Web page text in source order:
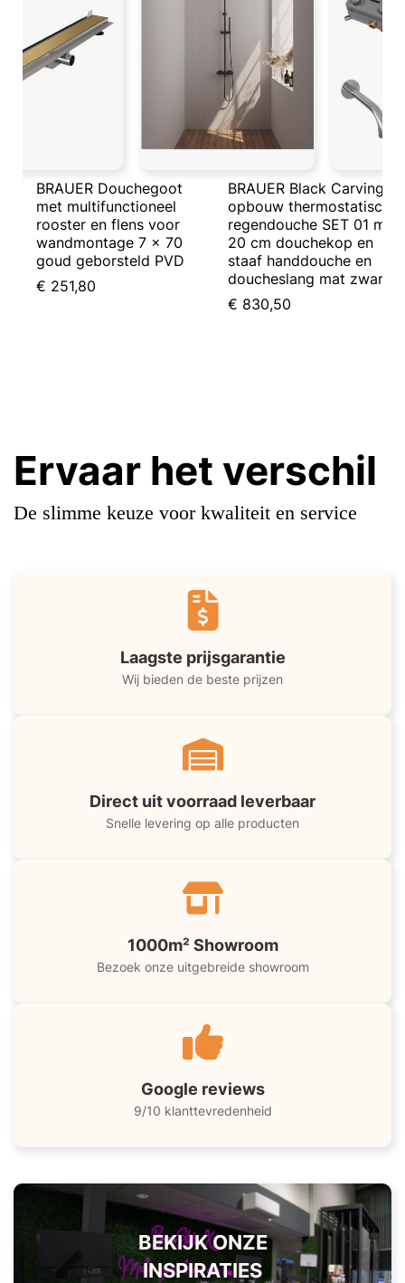
BRAUER Douchegoot
met multifunctioneel
rooster en flens voor
wandmontage 7 x 70
goud geborsteld PVD
€ 251,80
BRAUER Black Carving
opbouw thermostatische
regendouche SET 01 met
20 cm douchekop en
staaf handdouche en
doucheslang mat zwart
€ 830,50
Ervaar het verschil
De slimme keuze voor kwaliteit en service
Laagste prijsgarantie
Wij bieden de beste prijzen
Direct uit voorraad leverbaar
Snelle levering op alle producten
1000m² Showroom
Bezoek onze uitgebreide showroom
Google reviews
9/10 klanttevredenheid
BEKIJK ONZE
INSPIRATIES